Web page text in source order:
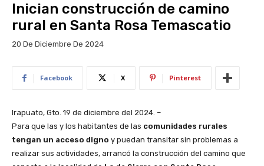
Inician construcción de camino
rural en Santa Rosa Temascatio
20 De Diciembre De 2024
Facebook X Pinterest
Irapuato, Gto. 19 de diciembre del 2024. –
Para que las y los habitantes de las comunidades rurales
tengan un acceso digno y puedan transitar sin problemas a
realizar sus actividades, arrancó la construcción del camino que